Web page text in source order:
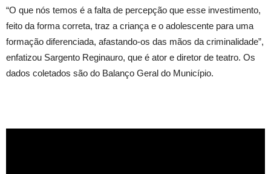
“O que nós temos é a falta de percepção que esse investimento,
feito da forma correta, traz a criança e o adolescente para uma
formação diferenciada, afastando-os das mãos da criminalidade”,
enfatizou Sargento Reginauro, que é ator e diretor de teatro. Os
dados coletados são do Balanço Geral do Município.